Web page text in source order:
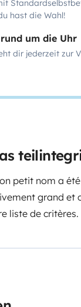
hast die Wahl!
um die Uhr
dir jederzeit zur
petit nom a
grand et
liste de
prêt à partir.
Alors